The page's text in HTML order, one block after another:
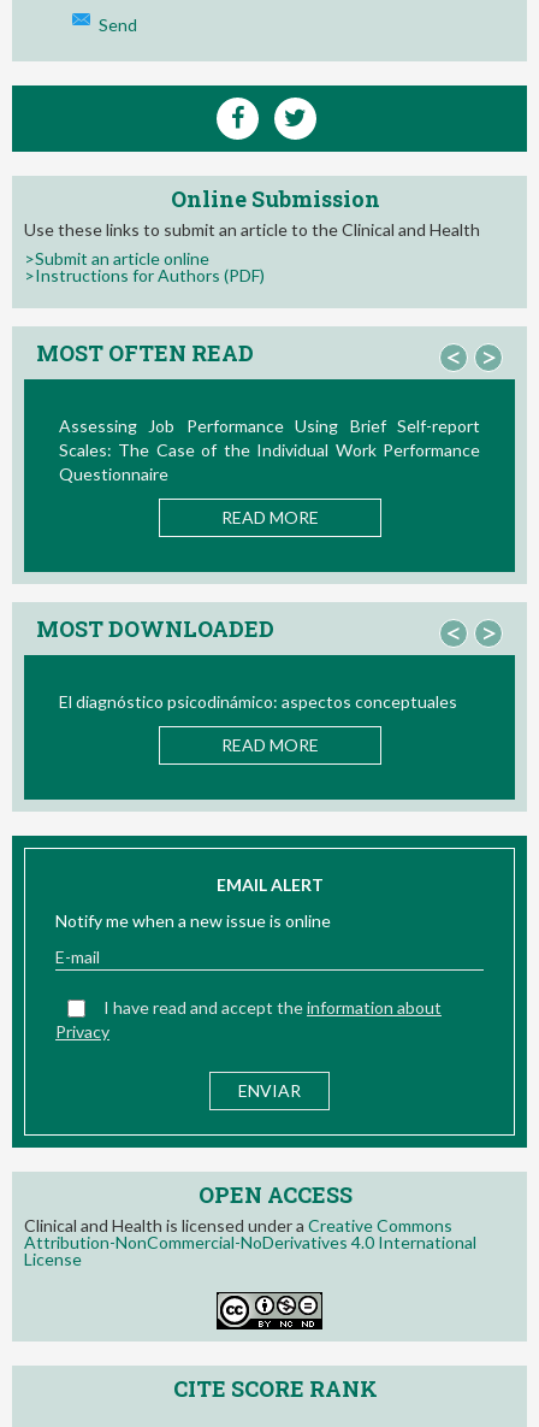
Send
Online Submission
Use these links to submit an article to the Clinical and Health
>Submit an article online
>Instructions for Authors (PDF)
MOST OFTEN READ < >
Brief Self-report
Work Performance
La Teoría de las Demandas y
Nuevos Desarrollos en la Última Década
MOST DOWNLOADED < >
conceptuales Bio/neurofeedback
EMAIL ALERT
Notify me when a new issue is online
I have read and accept theinformation about
Privacy
OPEN ACCESS
Clinical and Health is licensed under a Creative Commons
Attribution-NonCommercial-NoDerivatives 4.0 International
License
CITE SCORE RANK